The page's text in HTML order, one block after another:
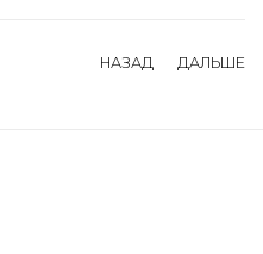
НАЗАД ДАЛЬШЕ